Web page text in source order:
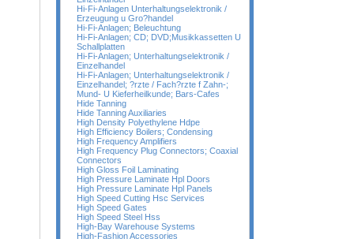
Hi-Fi-Anlagen Unterhaltungselektronik /
Erzeugung u Gro?handel
Hi-Fi-Anlagen; Beleuchtung
Hi-Fi-Anlagen; CD; DVD;Musikkassetten U
Schallplatten
Hi-Fi-Anlagen; Unterhaltungselektronik /
Einzelhandel
Hi-Fi-Anlagen; Unterhaltungselektronik /
Einzelhandel; ?rzte / Fach?rzte f Zahn-;
Mund- U Kieferheilkunde; Bars-Cafes
Hide Tanning
Hide Tanning Auxiliaries
High Density Polyethylene Hdpe
High Efficiency Boilers; Condensing
High Frequency Amplifiers
High Frequency Plug Connectors; Coaxial
Connectors
High Gloss Foil Laminating
High Pressure Laminate Hpl Doors
High Pressure Laminate Hpl Panels
High Speed Cutting Hsc Services
High Speed Gates
High Speed Steel Hss
High-Bay Warehouse Systems
High-Fashion Accessories